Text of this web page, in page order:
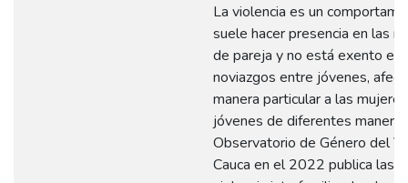
La violencia es un
suele hacer presencia en las
de pareja y no está exento en
noviazgos entre jóvenes,
manera particular a las
jóvenes de diferentes
Observatorio de Género del
Cauca en el 2022 publica las